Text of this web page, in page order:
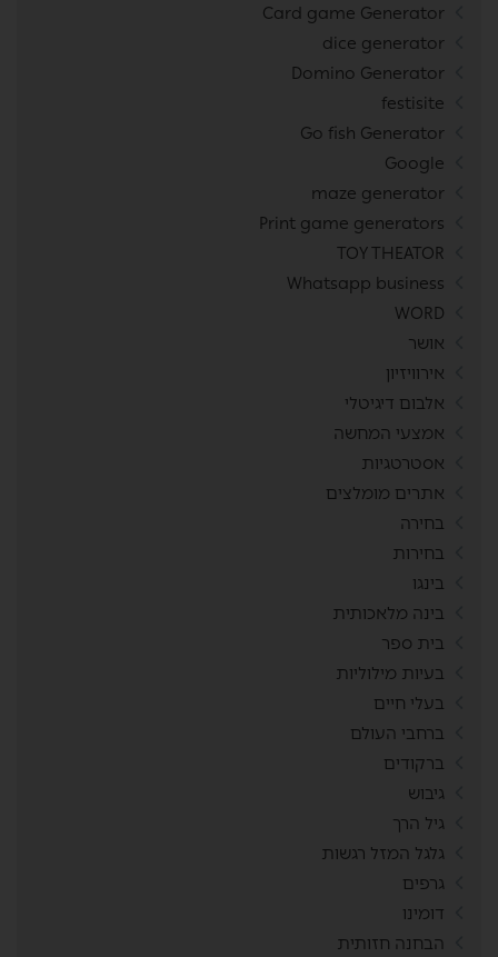
Card game Generator
dice generator
Domino Generator
festisite
Go fish Generator
Google
maze generator
Print game generators
TOY THEATOR
Whatsapp business
WORD
אושר
אירוויזיון
אלבום דיגיטלי
אמצעי המחשה
אסטרטגיות
אתרים מומלצים
בחירה
בחירות
בינגו
בינה מלאכותית
בית ספר
בעיות מילוליות
בעלי חיים
ברחבי העולם
ברקודים
גיבוש
גיל הרך
גלגל המזל רגשות
גרפים
דומינו
הבחנה חזותית